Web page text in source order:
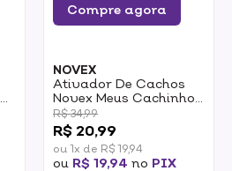
Compre agora
NOVEX
Ativador De Cachos
Novex Meus Cachinhos
500ml
R$ 34,99
R$ 20,99
ou 1x de R$ 19,94
ou R$ 19,94 no PIX